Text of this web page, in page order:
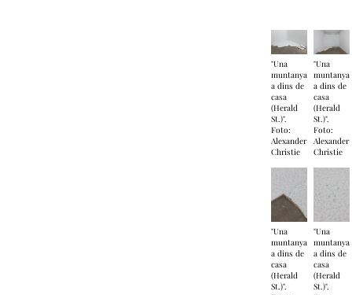
"Una
muntanya
a dins de
casa
(Herald
St.)".
Foto:
Alexander
Christie
"Una
muntanya
a dins de
casa
(Herald
St.)".
Foto:
Alexander
Christie
"Una
muntanya
a dins de
casa
(Herald
St.)".
"Una
muntanya
a dins de
casa
(Herald
St.)".